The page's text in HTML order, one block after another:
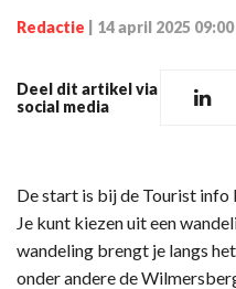
Redactie 14 april 2025 09:00
Deel dit artikel via
social media
De start is bij de Tourist
Je kunt kiezen uit een
wandeling brengt je langs
onder andere de